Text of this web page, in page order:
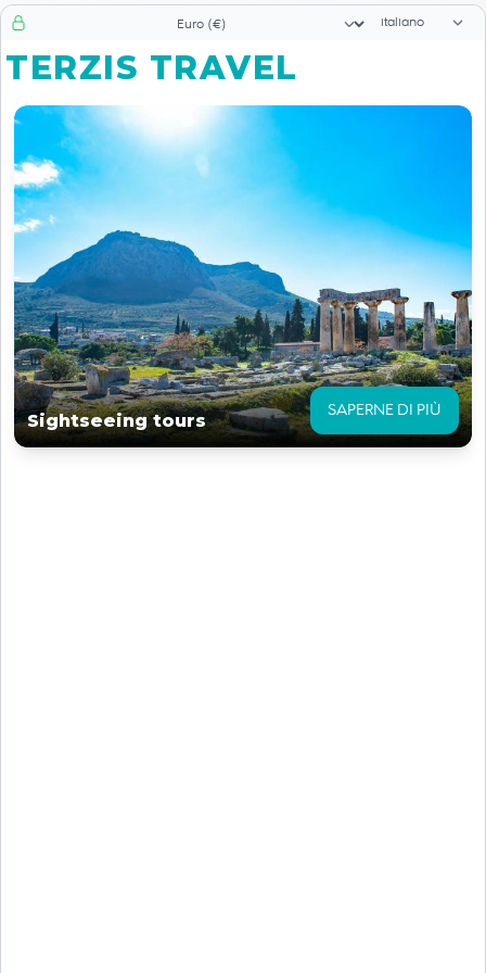
Selezionatore valuta Selettore di
TERZIS TRAVEL
Sightseeing tours SAPERNE DI PIÙ